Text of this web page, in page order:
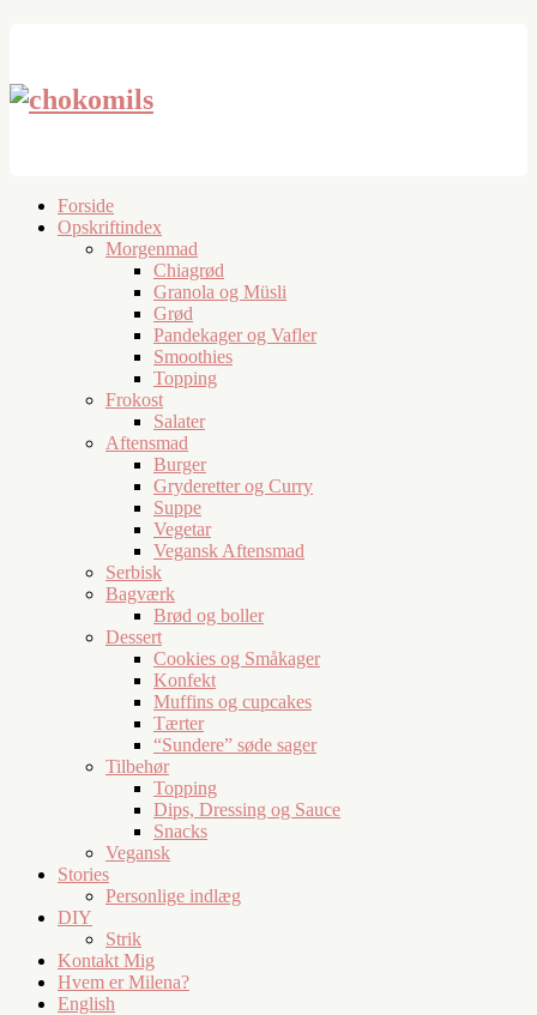
Forside
Opskriftindex
Morgenmad
Chiagrød
Granola og Müsli
Grød
Pandekager og Vafler
Smoothies
Topping
Frokost
Salater
Aftensmad
Burger
Gryderetter og Curry
Suppe
Vegetar
Vegansk Aftensmad
Serbisk
Bagværk
Brød og boller
Dessert
Cookies og Småkager
Konfekt
Muffins og cupcakes
Tærter
“Sundere” søde sager
Tilbehør
Topping
Dips, Dressing og Sauce
Snacks
Vegansk
Stories
Personlige indlæg
DIY
Strik
Kontakt Mig
Hvem er Milena?
English